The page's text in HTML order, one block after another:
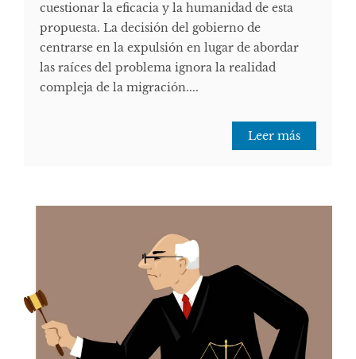
cuestionar la eficacia y la humanidad de esta
propuesta. La decisión del gobierno de
centrarse en la expulsión en lugar de abordar
las raíces del problema ignora la realidad
compleja de la migración....
Leer más